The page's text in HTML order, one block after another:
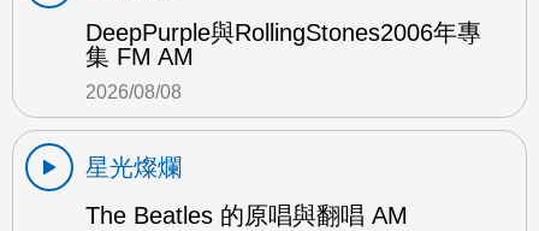
DeepPurple與RollingStones2006年專
集 FM AM
2026/08/08
星光燦爛
The Beatles 的原唱與翻唱 AM